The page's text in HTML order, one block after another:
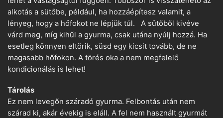
alkotás a sütőbe, például, ha hozzáépítesz valamit, a
lényeg, hogy a hőfokot ne lépjük túl. A sütőből kivéve
várd meg, míg kihűl a gyurma, csak utána nyúlj hozzá. Ha
esetleg könnyen eltörik, süsd egy kicsit tovább, de ne
magasabb hőfokon. A törés oka a nem megfelelő
kondicionálás is lehet!
Tárolás
Ez nem levegőn száradó gyurma. Felbontás után nem
szárad ki, akár évekig is eláll. A fel nem használt gyurmát